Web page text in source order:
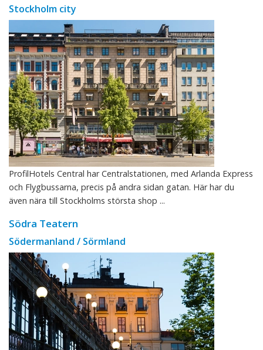
Stockholm city
ProfilHotels Central har Centralstationen, med Arlanda Express
och Flygbussarna, precis på andra sidan gatan. Här har du
även nära till Stockholms största shop ...
Södra Teatern
Södermanland / Sörmland